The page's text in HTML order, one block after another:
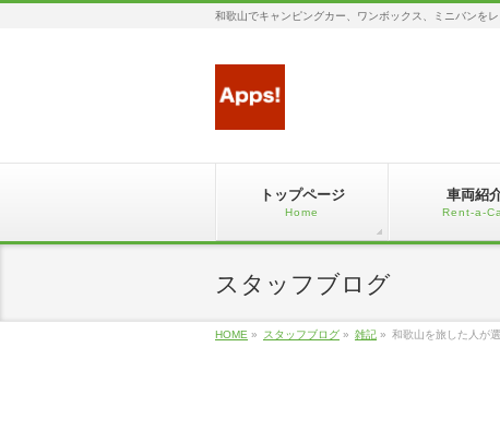
和歌山でキャンピングカー、ワンボックス、ミニバンを
トップページ
Home
車両紹
Rent-a-
スタッフブログ
HOME » スタッフブログ » 雑記 » 和歌山を旅した人が